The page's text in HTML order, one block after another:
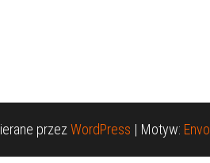
przez WordPress | Motyw: